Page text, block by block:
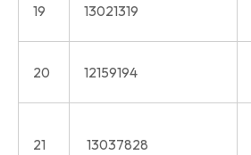
19 13021319
20 12159194
21 13037828